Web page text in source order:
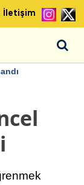
İletişim